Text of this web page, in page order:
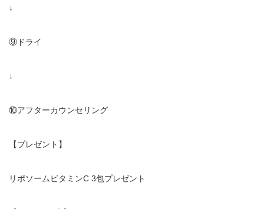
↓
⑨ドライ
↓
⑩アフターカウンセリング
【プレゼント】
リポソームビタミンC 3包プレゼント